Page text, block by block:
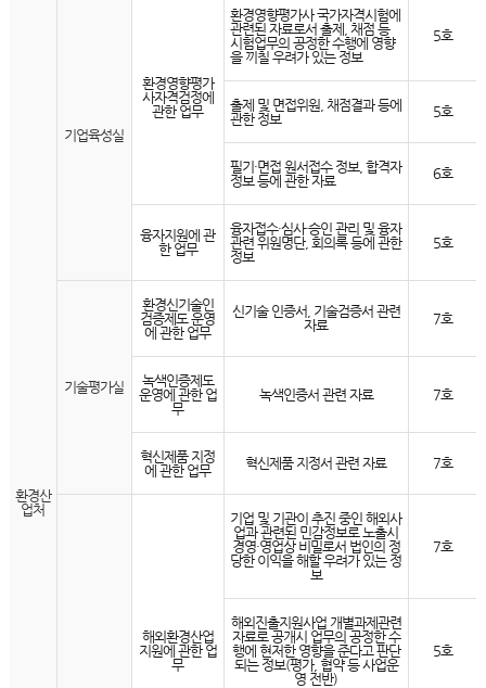
환경산
업처
기업육성실
환경영향평가
사자격검정에
관한 업무
환경영향평가사 국가자격시험에
관련된 자료로서 출제, 채점 등
시험업무의 공정한 수행에 영향
을 끼칠 우려가 있는 정보
5호
출제 및 면접위원, 채점결과 등에
관한 정보
5호
필기·면접 원서접수 정보, 합격자
정보 등에 관한 자료
6호
융자지원에 관
한 업무
융자접수·심사·승인 관리 및 융자
관련 위원명단, 회의록 등에 관한
정보
5호
기술평가실
환경신기술인
검증제도 운영
에 관한 업무
신기술 인증서, 기술검증서 관련
자료
7호
녹색인증제도
운영에 관한 업
무
녹색인증서 관련 자료 7호
혁신제품 지정
에 관한 업무
혁신제품 지정서 관련 자료 7호
해외환경산업
지원에 관한 업
무
기업 및 기관이 추진 중인 해외사
업과 관련된 민감정보로 노출시
경영·영업상 비밀로서 법인의 정
당한 이익을 해할 우려가 있는 정
보
7호
해외진출지원사업 개별과제관련
자료로 공개시 업무의 공정한 수
행에 현저한 영향을 준다고 판단
되는 정보(평가, 협약 등 사업운
영 전반)
5호